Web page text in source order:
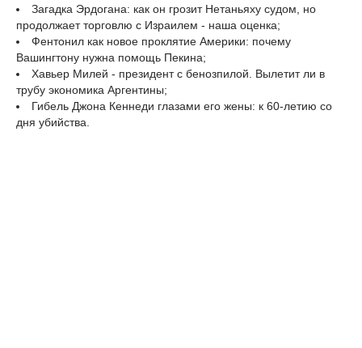
Загадка Эрдогана: как он грозит Нетаньяху судом, но
продолжает торговлю с Израилем - наша оценка;
Фентонил как новое проклятие Америки: почему
Вашингтону нужна помощь Пекина;
Хавьер Милей - президент с бенозпилой. Вылетит ли в
трубу экономика Аргентины;
Гибель Джона Кеннеди глазами его жены: к 60-летию со
дня убийства.